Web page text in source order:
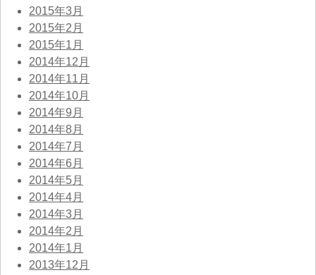
2015年3月
2015年2月
2015年1月
2014年12月
2014年11月
2014年10月
2014年9月
2014年8月
2014年7月
2014年6月
2014年5月
2014年4月
2014年3月
2014年2月
2014年1月
2013年12月